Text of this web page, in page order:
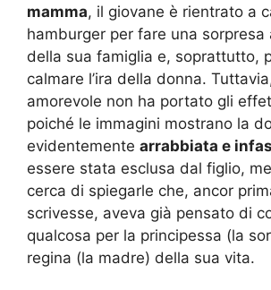
mamma, il giovane è rientrato a
hamburger per fare una sorpresa
della sua famiglia e, soprattutto,
calmare l’ira della donna.
amorevole non ha portato gli
poiché le immagini mostrano la
evidentemente arrabbiata e
essere stata esclusa dal figlio,
cerca di spiegarle che, ancor
scrivesse, aveva già pensato di
qualcosa per la principessa (la
regina (la madre) della sua vita.